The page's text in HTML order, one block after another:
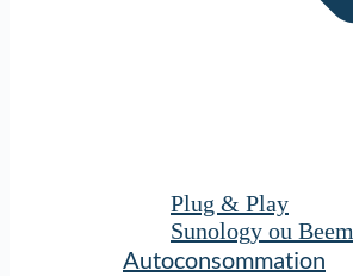
Plug & Play
Sunology ou Beem
Autoconsommation